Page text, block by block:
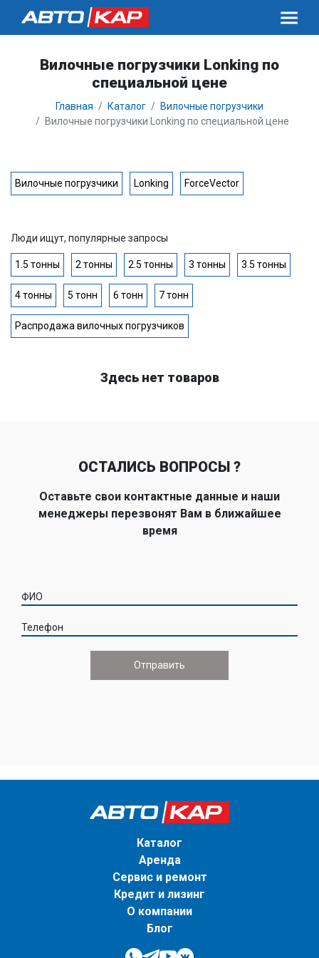
Вилочные погрузчики Lonking по
специальной цене
Главная Каталог
Вилочные погрузчики
Вилочные погрузчики Lonking по специальной цене
Вилочные погрузчики Lonking ForceVector
Люди ищут, популярные запросы
1.5 тонны 2 тонны 2.5 тонны 3 тонны 3.5 тонны
4 тонны 5 тонн 6 тонн 7 тонн
Распродажа вилочных погрузчиков
Здесь нет товаров
ОСТАЛИСЬ ВОПРОСЫ ?
Оставьте свои контактные данные и наши
менеджеры перезвонят Вам в ближайшее
время
ФИО
Телефон
Каталог
Аренда
Сервис и ремонт
Кредит и лизинг
О компании
Блог